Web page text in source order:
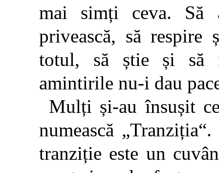
mai simți ceva. Să
privească, să
totul, să știe și să
amintirile nu-i dau
Mulți și-au însușit
numească
tranziție este un